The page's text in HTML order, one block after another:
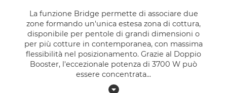
La funzione Bridge permette di associare due
zone formando un'unica estesa zona di cottura,
disponibile per pentole di grandi dimensioni o
per più cotture in contemporanea, con massima
flessibilità nel posizionamento. Grazie al Doppio
Booster, l'eccezionale potenza di 3700 W può
essere concentrata...